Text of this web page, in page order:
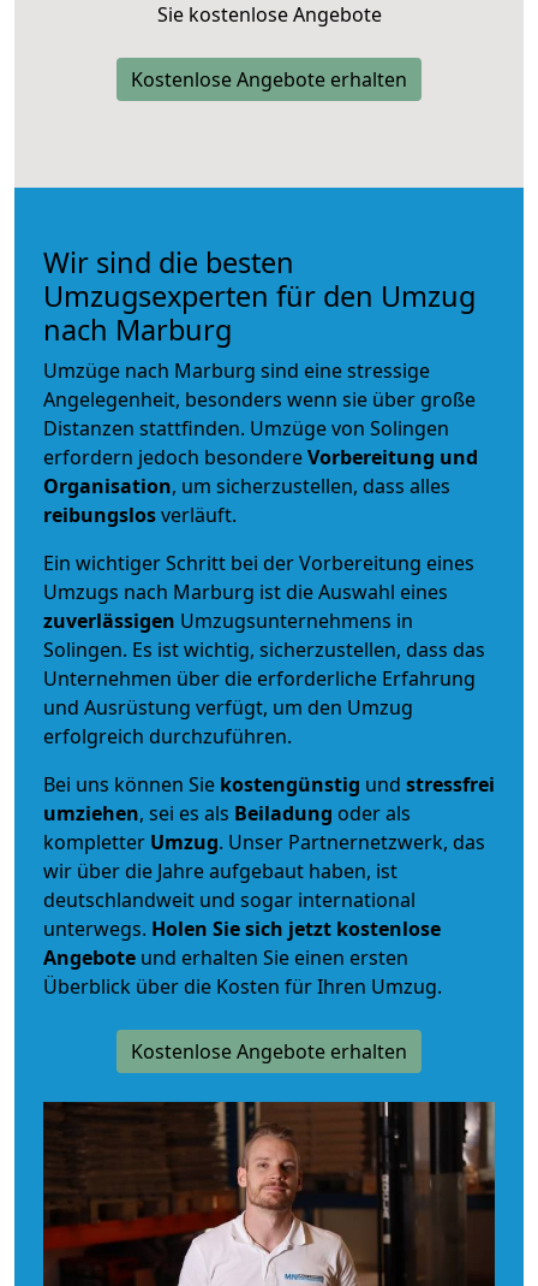
Sie kostenlose Angebote
Kostenlose Angebote erhalten
Wir sind die besten
Umzugsexperten für den Umzug
nach Marburg
Umzüge nach Marburg sind eine stressige
Angelegenheit, besonders wenn sie über große
Distanzen stattfinden. Umzüge von Solingen
erfordern jedoch besondereVorbereitung und
Organisation, um sicherzustellen, dass alles
reibungslosverläuft.
Ein wichtiger Schritt bei der Vorbereitung eines
Umzugs nach Marburg ist die Auswahl eines
zuverlässigen Umzugsunternehmens in
Solingen. Es ist wichtig, sicherzustellen, dass das
Unternehmen über die erforderliche Erfahrung
und Ausrüstung verfügt, um den Umzug
erfolgreich durchzuführen.
Bei uns können Sie kostengünstig und stressfrei
umziehen, sei es als Beiladung oder als
kompletter Umzug. Unser Partnernetzwerk, das
wir über die Jahre aufgebaut haben, ist
deutschlandweit und sogar international
unterwegs. Holen Sie sich jetzt kostenlose
Angebote und erhalten Sie einen ersten
Überblick über die Kosten für Ihren Umzug.
Kostenlose Angebote erhalten